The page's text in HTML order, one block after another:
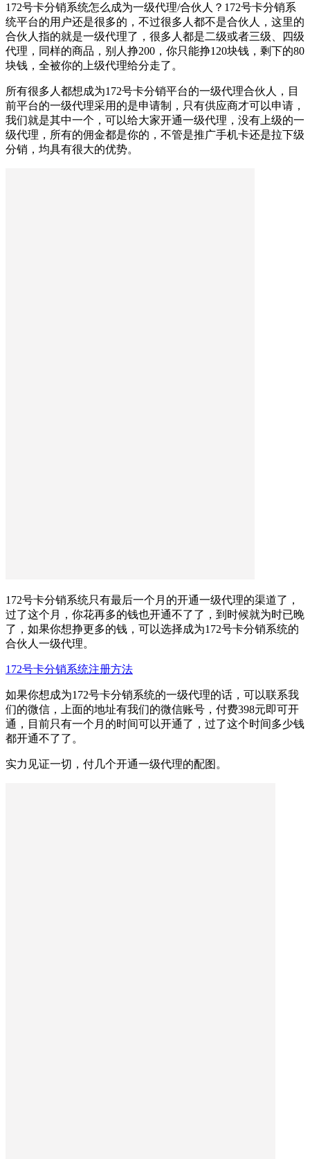
172号卡分销系统怎么成为一级代理/合伙人？172号卡分销系
统平台的用户还是很多的，不过很多人都不是合伙人，这里的
合伙人指的就是一级代理了，很多人都是二级或者三级、四级
代理，同样的商品，别人挣200，你只能挣120块钱，剩下的80
块钱，全被你的上级代理给分走了。
所有很多人都想成为172号卡分销平台的一级代理合伙人，目
前平台的一级代理采用的是申请制，只有供应商才可以申请，
我们就是其中一个，可以给大家开通一级代理，没有上级的一
级代理，所有的佣金都是你的，不管是推广手机卡还是拉下级
分销，均具有很大的优势。
172号卡分销系统只有最后一个月的开通一级代理的渠道了，
过了这个月，你花再多的钱也开通不了了，到时候就为时已晚
了，如果你想挣更多的钱，可以选择成为172号卡分销系统的
合伙人一级代理。
172号卡分销系统注册方法
如果你想成为172号卡分销系统的一级代理的话，可以联系我
们的微信，上面的地址有我们的微信账号，付费398元即可开
通，目前只有一个月的时间可以开通了，过了这个时间多少钱
都开通不了了。
实力见证一切，付几个开通一级代理的配图。